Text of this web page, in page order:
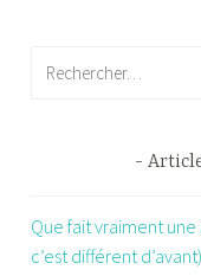
m
e
Que fait vraiment
c’est différent d’avant)